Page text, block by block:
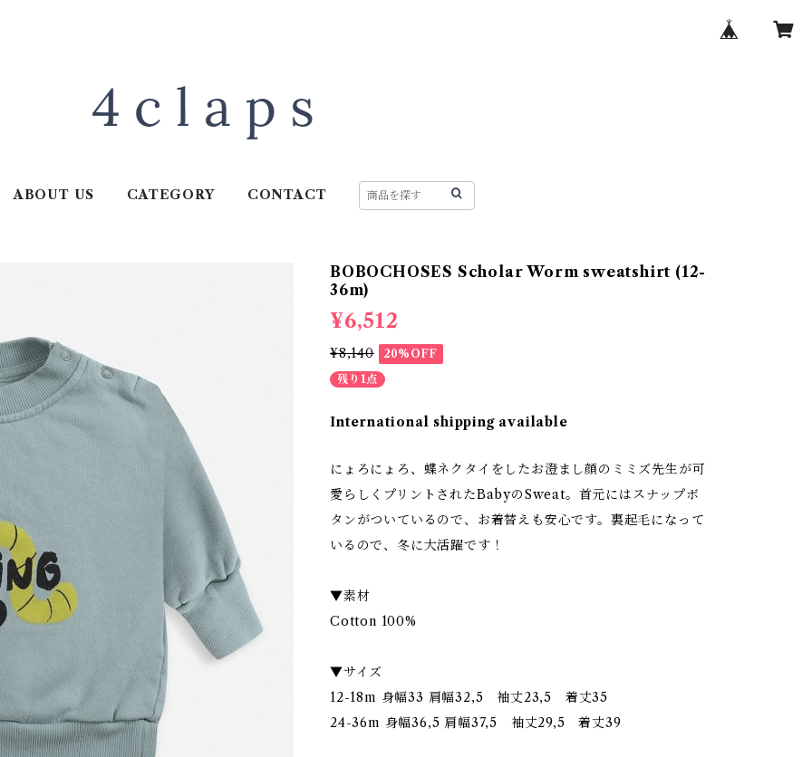
ABOUT US CATEGORY CONTACT
BOBOCHOSES Scholar Worm sweatshirt (12-
36m)
¥6,512
¥8,140
20%OFF
残り1点
International shipping available
にょろにょろ、蝶ネクタイをしたお澄まし顔のミミズ先生が可
愛らしくプリントされたBabyのSweat。首元にはスナップボ
タンがついているので、お着替えも安心です。裏起毛になって
いるので、冬に大活躍です！
▼素材
Cotton 100%
▼サイズ
12-18m 身幅33 肩幅32,5 袖丈23,5 着丈35
24-36m 身幅36,5 肩幅37,5 袖丈29,5 着丈39